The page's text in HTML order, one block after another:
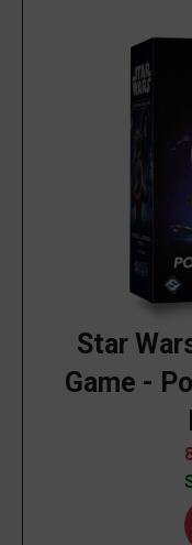
Star
Game -